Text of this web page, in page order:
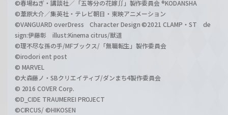
©春場ねぎ・講談社／「五等分の花嫁∬」製作委員会 ®KODANSHA
©葦原大介／集英社・テレビ朝日・東映アニメーション
©VANGUARD overDress Character Design ©2021 CLAMP・ST de
sign:伊藤彰 illust:Kinema citrus/獣道
©理不尽な孫の手/MFブックス/「無職転生」製作委員会
©irodori ent post
© MARVEL
©大森藤ノ・SBクリエイティブ/ダンまち4製作委員会
© 2016 COVER Corp.
©D_CIDE TRAUMEREI PROJECT
©CIRCUS/ ©HIKOSEN